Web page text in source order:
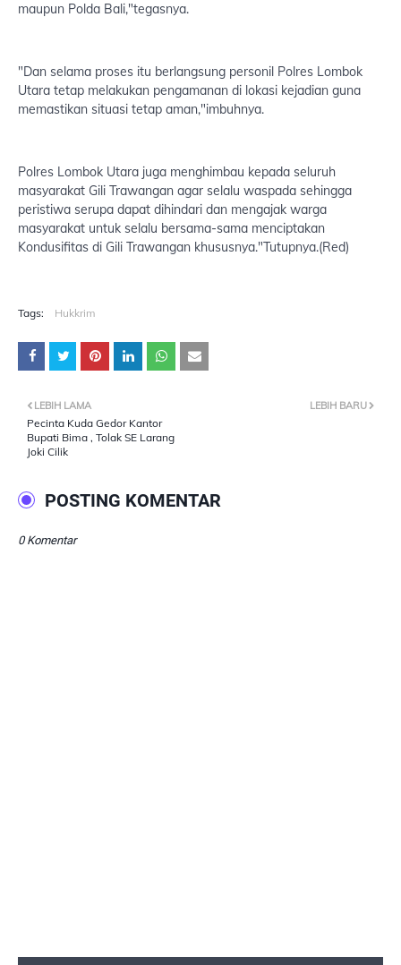
maupun Polda Bali,"tegasnya.
"Dan selama proses itu berlangsung personil Polres Lombok
Utara tetap melakukan pengamanan di lokasi kejadian guna
memastikan situasi tetap aman,"imbuhnya.
Polres Lombok Utara juga menghimbau kepada seluruh
masyarakat Gili Trawangan agar selalu waspada sehingga
peristiwa serupa dapat dihindari dan mengajak warga
masyarakat untuk selalu bersama-sama menciptakan
Kondusifitas di Gili Trawangan khususnya."Tutupnya.(Red)
Tags: Hukkrim
LEBIH BARU
LEBIH LAMA
Pecinta Kuda Gedor Kantor
Bupati Bima , Tolak SE Larang
Joki Cilik
POSTING KOMENTAR
0 Komentar